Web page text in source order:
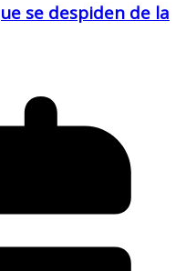
se despiden de la